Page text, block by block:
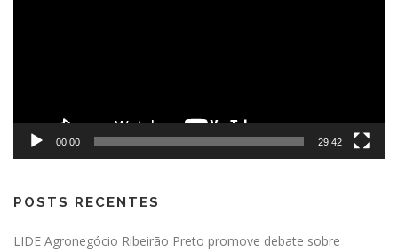
00:00 29:42
POSTS RECENTES
LIDE Agronegócio Ribeirão Preto promove debate sobre